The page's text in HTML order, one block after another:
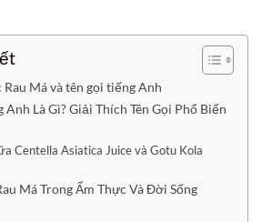
Má và tên gọi tiếng Anh
Là Gì? Giải Thích Tên Gọi Phổ Biến
Centella Asiatica Juice và Gotu Kola
Má Trong Ẩm Thực Và Đời Sống